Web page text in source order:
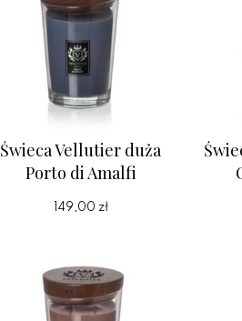
Świeca Vellutier duża
Porto di Amalfi
149,00 zł